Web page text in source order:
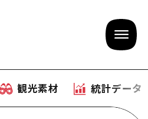
観光素材 統計データ
イド